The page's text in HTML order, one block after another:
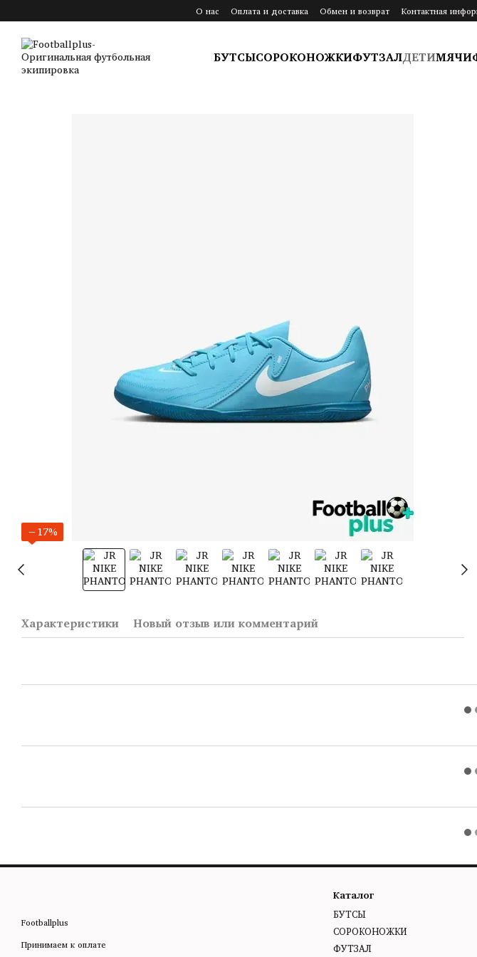
О нас Оплата и доставка Обмен и возврат Контактная
БУТСЫСОРОКОНОЖКИФУТЗАЛДЕТИМЯЧИ
−17%
Характеристики Новый отзыв или комментарий
Footballplus
Принимаем к оплате
Каталог
БУТСЫ
СОРОКОНОЖКИ
ФУТЗАЛ